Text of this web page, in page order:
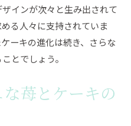
インが次々と生み出されて
る人々に支持されていま
ーキの進化は続き、さらな
とでしょう。
苺とケーキの